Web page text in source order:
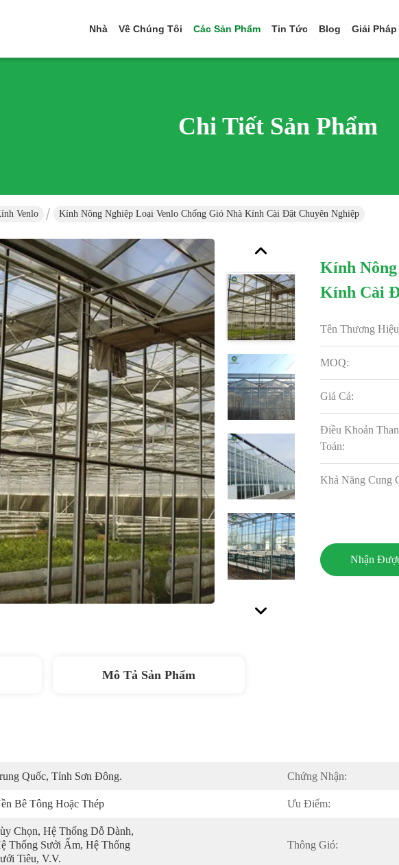
Nhà Về Chúng Tôi Các Sản Phẩm Tin Tức Blog Giải Pháp
Chi Tiết Sản Phẩm
Venlo Kính Nông Nghiệp Loại Venlo Chống Gió Nhà Kính Cài Đặt Chuyên Nghiệp
Kính
Kính Cài
Tên Thương
MOQ:
Giá Cả:
Điều Khoản
Toán:
Khả Năng Cung
Nhận
Mô Tả Sản Phẩm
Quốc, Tỉnh Sơn Đông. Chứng Nhận:
Bê Tông Hoặc Thép Ưu Điểm:
Chọn, Hệ Thống Dỗ Dành,
Thống Sưởi Ấm, Hệ Thống
Tiêu, V.v.
Thông Gió: